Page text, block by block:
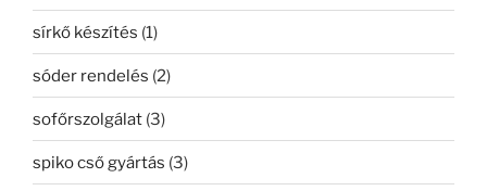
sírkő készítés (1)
sóder rendelés (2)
sofőrszolgálat (3)
spiko cső gyártás (3)